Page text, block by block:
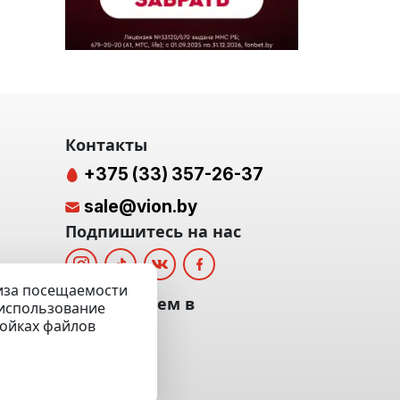
посещаемости
файлов
Контакты
+375 (33) 357-26-37
sale@vion.by
Подпишитесь на нас
Мы отвечаем в